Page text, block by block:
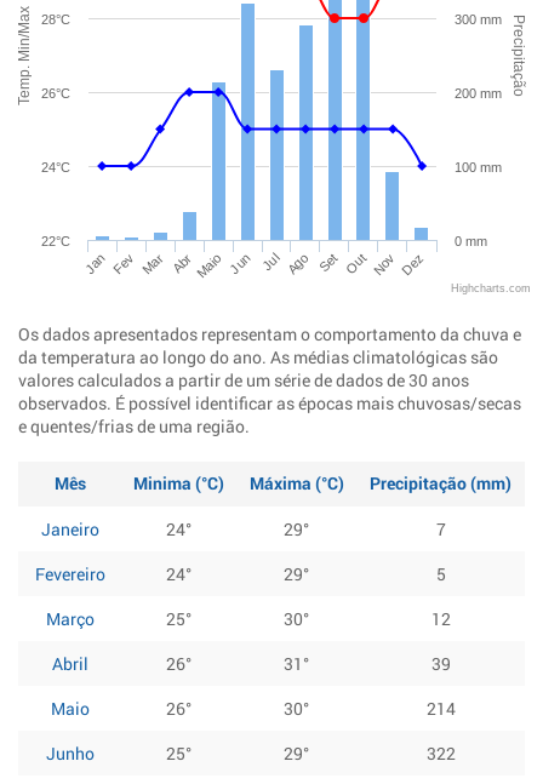
Temp. Min/Max Precipitação
Jan Fev Mar Abr Maio Jun Jul Ago Set Out Nov Dez
22°C
24°C
26°C
28°C
0 mm
100 mm
200 mm
300 mm
Highcharts.com
Os dados apresentados representam o comportamento da chuva e
da temperatura ao longo do ano. As médias climatológicas são
valores calculados a partir de um série de dados de 30 anos
observados. É possível identificar as épocas mais chuvosas/secas
e quentes/frias de uma região.
Mês Minima (°C) Máxima (°C)
Precipitação (mm)
Janeiro
24° 29°
7
Fevereiro
24° 29°
5
Março
25° 30°
12
Abril
26° 31°
39
Maio
26° 30°
214
Junho
25° 29°
322